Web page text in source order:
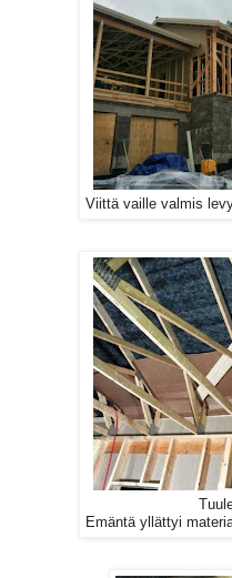
Viittä vaille valmis
Emäntä yllättyi